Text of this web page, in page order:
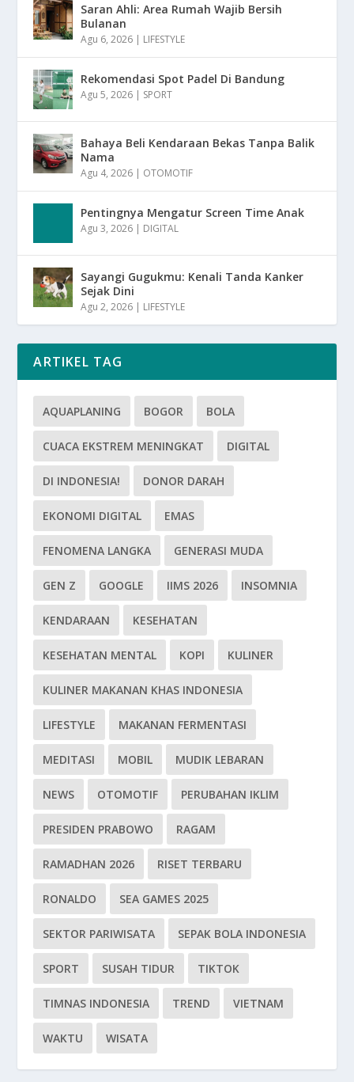
Saran Ahli: Area Rumah Wajib Bersih
Bulanan
Agu 6, 2026 | LIFESTYLE
Rekomendasi Spot Padel Di Bandung
Agu 5, 2026 | SPORT
Bahaya Beli Kendaraan Bekas Tanpa Balik
Nama
Agu 4, 2026 | OTOMOTIF
Pentingnya Mengatur Screen Time Anak
Agu 3, 2026 | DIGITAL
Sayangi Gugukmu: Kenali Tanda Kanker
Sejak Dini
Agu 2, 2026 | LIFESTYLE
ARTIKEL TAG
AQUAPLANING BOGOR BOLA
CUACA EKSTREM MENINGKAT DIGITAL
DI INDONESIA! DONOR DARAH
EKONOMI DIGITAL EMAS
FENOMENA LANGKA GENERASI MUDA
GEN Z GOOGLE IIMS 2026 INSOMNIA
KENDARAAN KESEHATAN
KESEHATAN MENTAL KOPI KULINER
KULINER MAKANAN KHAS INDONESIA
LIFESTYLE MAKANAN FERMENTASI
MEDITASI MOBIL MUDIK LEBARAN
NEWS OTOMOTIF PERUBAHAN IKLIM
PRESIDEN PRABOWO RAGAM
RAMADHAN 2026 RISET TERBARU
RONALDO SEA GAMES 2025
SEKTOR PARIWISATA SEPAK BOLA INDONESIA
SPORT SUSAH TIDUR TIKTOK
TIMNAS INDONESIA TREND VIETNAM
WAKTU WISATA